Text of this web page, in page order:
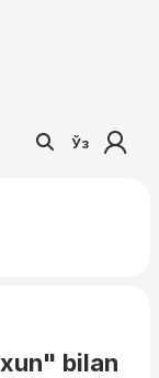
Ўз
bilan